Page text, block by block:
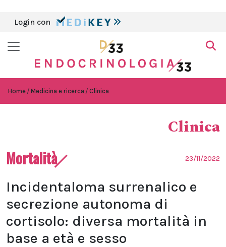
Login con
Home Medicina e ricerca Clinica
Clinica
Mortalità 23/11/2022
Incidentaloma surrenalico e
secrezione autonoma di
cortisolo: diversa mortalità in
base a età e sesso